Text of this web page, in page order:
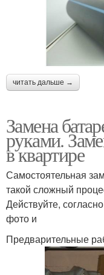
читать дальше →
Замена
руками.
в квартире
Самостоятельная
такой сложный
Действуйте,
фото и
Предварительные